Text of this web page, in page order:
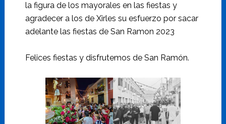
la figura de los mayorales en las fiestas y
agradecer a los de Xirles su esfuerzo por sacar
adelante las fiestas de San Ramon 2023
Felices fiestas y disfrutemos de San Ramón.